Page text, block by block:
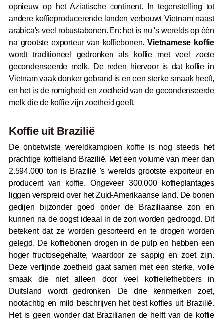
opnieuw op het Aziatische continent. In tegenstelling tot
andere koffieproducerende landen verbouwt Vietnam naast
arabica's veel robustabonen. En: het is nu 's werelds op één
na grootste exporteur van koffiebonen. Vietnamese koffie
wordt traditioneel gedronken als koffie met veel zoete
gecondenseerde melk. De reden hiervoor is dat koffie in
Vietnam vaak donker gebrand is en een sterke smaak heeft,
en het is de romigheid en zoetheid van de gecondenseerde
melk die de koffie zijn zoetheid geeft.
Koffie uit Brazilië
De onbetwiste wereldkampioen koffie is nog steeds het
prachtige koffieland Brazilië. Met een volume van meer dan
2.594.000 ton is Brazilië 's werelds grootste exporteur en
producent van koffie. Ongeveer 300.000 koffieplantages
liggen verspreid over het Zuid-Amerikaanse land. De bonen
gedijen bijzonder goed onder de Braziliaanse zon en
kunnen na de oogst ideaal in de zon worden gedroogd. Dit
betekent dat ze worden gesorteerd en te drogen worden
gelegd. De koffiebonen drogen in de pulp en hebben een
hoger fructosegehalte, waardoor ze sappig en zoet zijn.
Deze verfijnde zoetheid gaat samen met een sterke, volle
smaak die niet alleen door veel koffieliefhebbers in
Duitsland wordt gedronken. De drie kenmerken zoet,
nootachtig en mild beschrijven het best koffies uit Brazilië.
Het is geen wonder dat Brazilianen de helft van de koffie